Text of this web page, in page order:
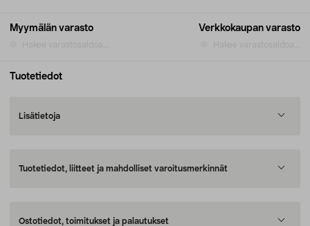
Myymälän varasto Verkkokaupan varasto
Tuotetiedot
Lisätietoja
Tuotetiedot, liitteet ja mahdolliset varoitusmerkinnät
Ostotiedot, toimitukset ja palautukset